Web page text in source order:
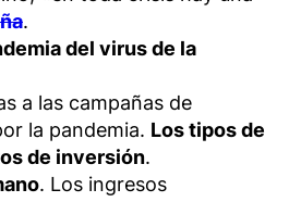
.
del virus de la
a las campañas de
la pandemia. Los tipos de
de inversión.
. Los ingresos